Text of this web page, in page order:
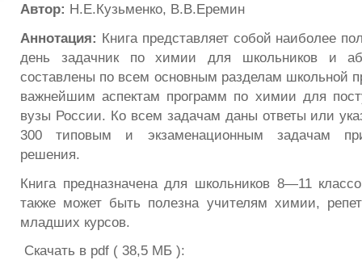
Автор: Н.Е.Кузьменко, В.В.Еремин
Аннотация: Книга представляет собой наиболее
день задачник по химии для школьников и
составлены по всем основным разделам школьной
важнейшим аспектам программ по химии для
вузы России. Ко всем задачам даны ответы или
300 типовым и экзаменационным задачам
решения.
Книга предназначена для школьников 8—11
также может быть полезна учителям химии,
младших курсов.
Скачать в pdf ( 38,5 МБ ):